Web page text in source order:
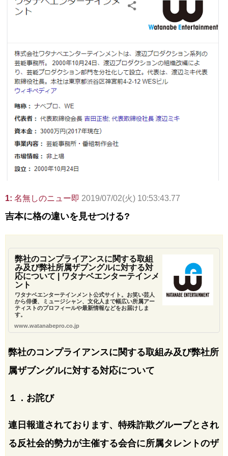
1: 名無しのニュー即 2019/07/02(火) 10:53:43.77
吉本に格の違いを見せつける?
弊社のコンプライアンスに関する取組
み及び弊社所属ザブングルに対する対
応について | ワタナベエンターテインメ
ント
ワタナベエンターテインメント公式サイト。お笑い芸人
から俳優、ミュージシャン、文化人まで幅広い所属アー
ティストのプロフィールや最新情報などをお届けしま
す。
www.watanabepro.co.jp
弊社のコンプライアンスに関する取組み及び弊社所
属ザブングルに対する対応について
１．お詫び
連日報道されております、特殊詐欺グループとされ
る反社会的勢力が主催する会合に所属タレントのザ